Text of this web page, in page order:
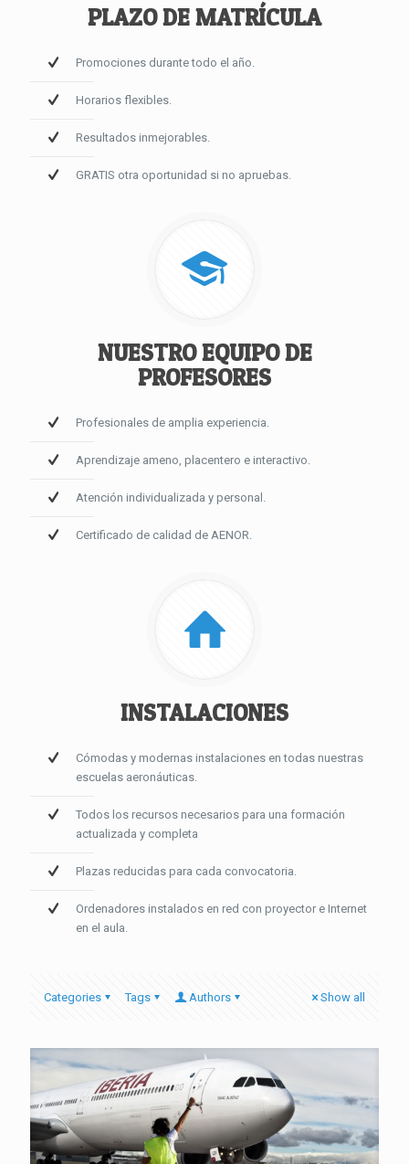
PLAZO DE MATRÍCULA
Promociones durante todo el año.
Horarios flexibles.
Resultados inmejorables.
GRATIS otra oportunidad si no apruebas.
NUESTRO EQUIPO DE
PROFESORES
Profesionales de amplia experiencia.
Aprendizaje ameno, placentero e interactivo.
Atención individualizada y personal.
Certificado de calidad de AENOR.
INSTALACIONES
Cómodas y modernas instalaciones en todas nuestras
escuelas aeronáuticas.
Todos los recursos necesarios para una formación
actualizada y completa
Plazas reducidas para cada convocatoria.
Ordenadores instalados en red con proyector e Internet
en el aula.
Categories Tags Authors Show all